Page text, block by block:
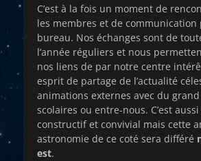
C’est à la fois un moment de
les membres et de communication
bureau. Nos échanges sont de
l’année réguliers et nous
nos liens de par notre centre
esprit de partage de l’actualité
animations externes avec du
scolaires ou entre-nous. C’est
constructif et convivial mais cette
astronomie de ce coté sera différé
est.